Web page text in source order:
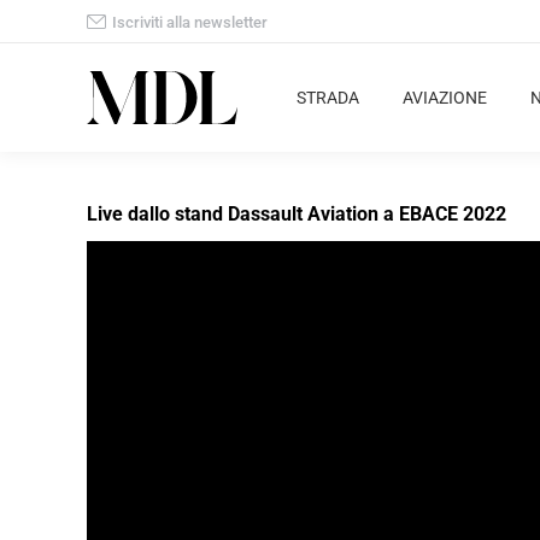
Iscriviti alla newsletter
STRADA AVIAZIONE
Live dallo stand Dassault Aviation a EBACE 2022